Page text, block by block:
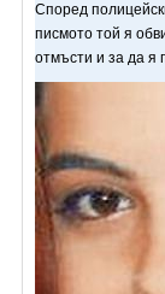
Според
писмото той я
отмъсти и за да я